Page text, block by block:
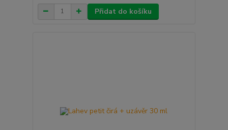
Přidat do košíku